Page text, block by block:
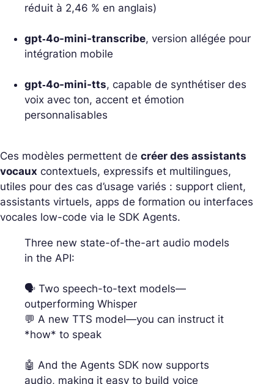
réduit à 2,46 % en anglais)
gpt‑4o-mini-transcribe, version allégée pour
intégration mobile
gpt‑4o-mini-tts, capable de synthétiser des
voix avec ton, accent et émotion
personnalisables
Ces modèles permettent de créer des assistants
vocaux contextuels, expressifs et multilingues,
utiles pour des cas d’usage variés : support client,
assistants virtuels, apps de formation ou interfaces
vocales low-code via le SDK Agents.
Three new state-of-the-art audio models
in the API:
🗣️ Two speech-to-text models—
outperforming Whisper
💬 A new TTS model—you can instruct it
*how* to speak
🤖 And the Agents SDK now supports
audio, making it easy to build voice